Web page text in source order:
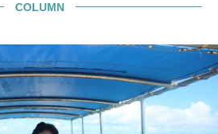
COLUMN